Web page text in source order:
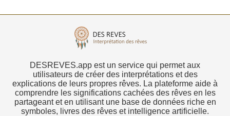
DESREVES.app est un service qui permet aux
utilisateurs de créer des interprétations et des
explications de leurs propres rêves. La plateforme aide à
comprendre les significations cachées des rêves en les
partageant et en utilisant une base de données riche en
symboles, livres des rêves et intelligence artificielle.